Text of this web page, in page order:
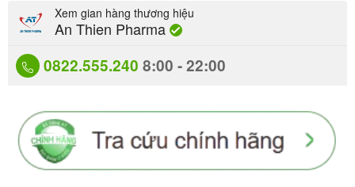
0822.555.240 8:00 - 22:00
Xem gian hàng thương hiệu
An Thien Pharma